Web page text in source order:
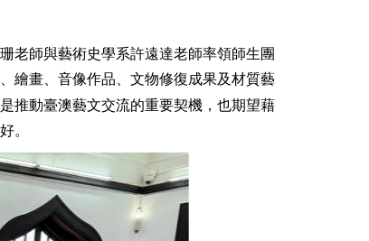
老師與藝術史學系許遠達老師率領師生團
繪畫、音像作品、文物修復成果及材質藝
推動臺澳藝文交流的重要契機，也期望藉
。